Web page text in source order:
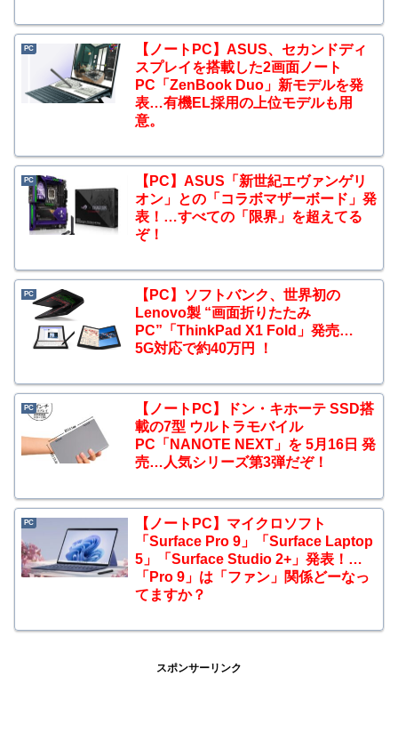
PC
【ノートPC】ASUS、セカンドディ
スプレイを搭載した2画面ノート
PC「ZenBook Duo」新モデルを発
表…有機EL採用の上位モデルも用
意。
PC
【PC】ASUS「新世紀エヴァンゲリ
オン」との「コラボマザーボード」発
表！…すべての「限界」を超えてる
ぞ！
PC
【PC】ソフトバンク、世界初の
Lenovo製 “画面折りたたみ
PC”「ThinkPad X1 Fold」発売…
5G対応で約40万円 ！
PC
【ノートPC】ドン・キホーテ SSD搭
載の7型 ウルトラモバイル
PC「NANOTE NEXT」を 5月16日 発
売…人気シリーズ第3弾だぞ！
PC
【ノートPC】マイクロソフト
「Surface Pro 9」「Surface Laptop
5」「Surface Studio 2+」発表！…
「Pro 9」は「ファン」関係どーなっ
てますか？
スポンサーリンク